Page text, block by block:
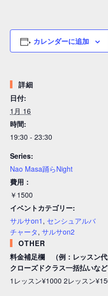
カレンダーに追加
詳細
日付:
1月 16
時間:
19:30 - 23:30
Series:
Nao Masa踊らNight
費用：
￥1500
イベントカテゴリー:
サルサon1 , センシュアルバ
チャータ, サルサon2
OTHER
料金補足欄 （例：レッスン代
クローズドクラス一括払いなど
1レッスン¥1000 2レッスン